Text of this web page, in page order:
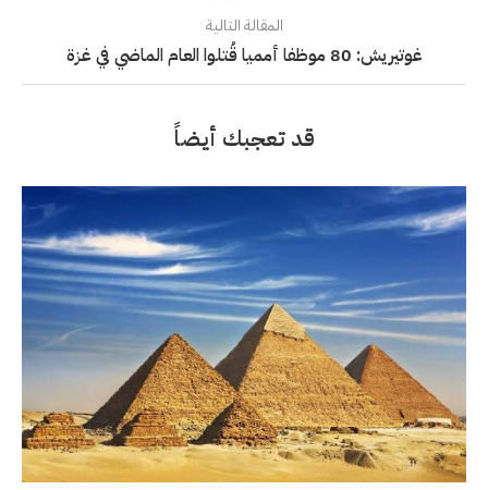
المقالة التالية
غوتيريش: 80 موظفا أمميا قُتلوا العام الماضي في غزة
قد تعجبك أيضاً